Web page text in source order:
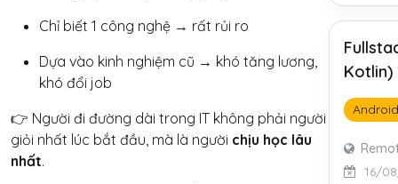
Chỉ biết 1 công nghệ → rất rủi ro
Dựa vào kinh nghiệm cũ → khó tăng lương,
khó đổi job
👉 Người đi đường dài trong IT không phải người
giỏi nhất lúc bắt đầu, mà là người chịu học lâu
nhất.
Kotlin)
Android
16/